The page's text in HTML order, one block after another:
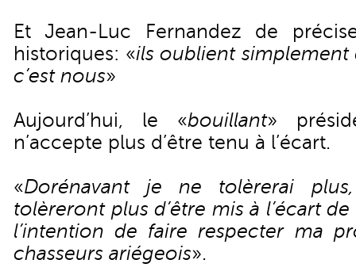
Et Jean-Luc Fernandez de
historiques: «ils oublient simplement
c’est nous»
Aujourd’hui, le «bouillant»
n’accepte plus d’être tenu à l’écart.
«Dorénavant je ne tolèrerai
tolèreront plus d’être mis à l’écart
l’intention de faire respecter ma
chasseurs ariégeois».